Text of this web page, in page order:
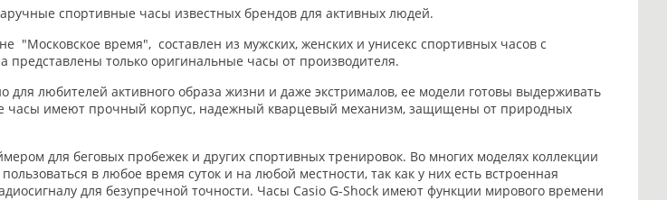
спортивные часы известных брендов для активных людей.
"Московское время", составлен из мужских, женских и унисекс спортивных часов с
только оригинальные часы от производителя.
для любителей активного образа жизни и даже экстрималов, ее модели готовы выдерживать
часы имеют прочный корпус, надежный кварцевый механизм, защищены от природных
для беговых пробежек и других спортивных тренировок. Во многих моделях коллекции
в любое время суток и на любой местности, так как у них есть встроенная
для безупречной точности. Часы Casio G-Shock имеют функции мирового времени